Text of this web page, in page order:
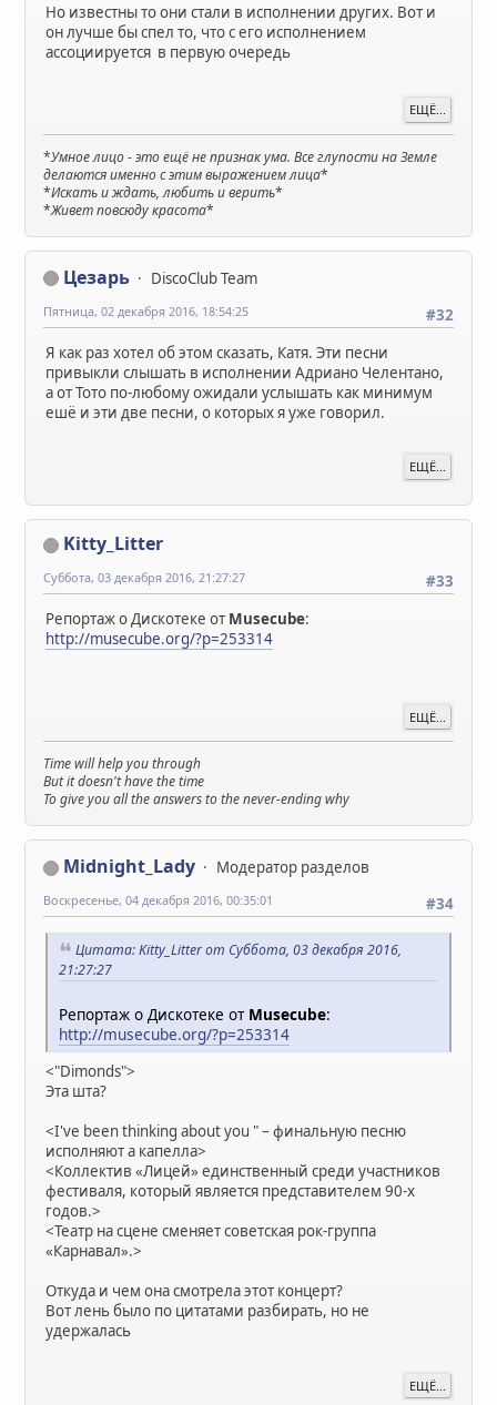
Но известны то они стали в исполнении других. Вот и
он лучше бы спел то, что с его исполнением
ассоциируется в первую очередь
ЕЩЁ...
*Умное лицо - это ещё не признак ума. Все глупости на Земле
делаются именно с этим выражением лица*
*Искать и ждать, любить и верить*
*Живет повсюду красота*
Цезарь
DiscoClub Team
#32
Пятница, 02 декабря 2016, 18:54:25
Я как раз хотел об этом сказать, Катя. Эти песни
привыкли слышать в исполнении Адриано Челентано,
а от Тото по-любому ожидали услышать как минимум
ешё и эти две песни, о которых я уже говорил.
ЕЩЁ...
Kitty_Litter
#33
Суббота, 03 декабря 2016, 21:27:27
Репортаж о Дискотеке от Musecube:
http://musecube.org/?p=253314
ЕЩЁ...
Time will help you through
But it doesn't have the time
To give you all the answers to the never-ending why
Midnight_Lady
Модератор разделов
#34
Воскресенье, 04 декабря 2016, 00:35:01
Цитата: Kitty_Litter от Суббота, 03 декабря 2016,
21:27:27
Репортаж о Дискотеке от Musecube:
http://musecube.org/?p=253314
<"Dimonds">
Эта шта?
<I've been thinking about you " – финальную песню
исполняют а капелла>
<Коллектив «Лицей» единственный среди участников
фестиваля, который является представителем 90-х
годов.>
<Театр на сцене сменяет советская рок-группа
«Карнавал».>
Откуда и чем она смотрела этот концерт?
Вот лень было по цитатами разбирать, но не
удержалась
ЕЩЁ...